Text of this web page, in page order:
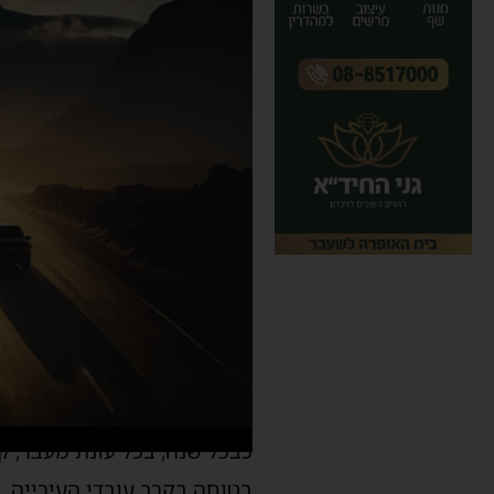
כבכל שנה, בכל עונת מעבר,